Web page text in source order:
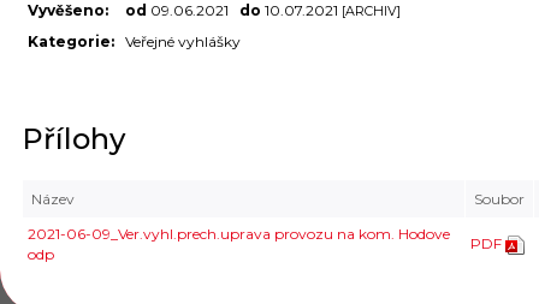
Vyvěšeno: od 09.06.2021 do 10.07.2021 [ARCHIV]
Kategorie: Veřejné vyhlášky
Přílohy
Název
Soubor
2021-06-09_Ver.vyhl.prech.uprava provozu na kom. Hodove
odp
PDF